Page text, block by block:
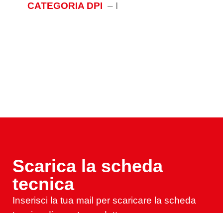
CATEGORIA DPI – I
Scarica la scheda
tecnica
Inserisci la tua mail per scaricare la scheda